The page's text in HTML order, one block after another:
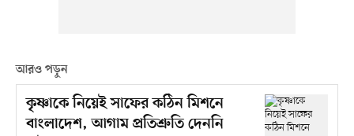
আরও পড়ুন
কৃষ্ণাকে নিয়েই সাফের কঠিন মিশনে
বাংলাদেশ, আগাম প্রতিশ্রুতি দেননি